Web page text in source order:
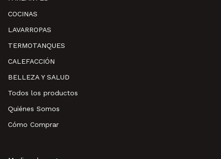
COCINAS
LAVARROPAS
TERMOTANQUES
CALEFACCIÓN
BELLEZA Y SALUD
Todos los productos
Quiénes Somos
Cómo Comprar